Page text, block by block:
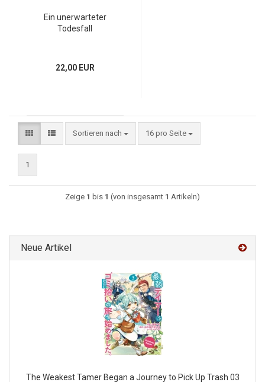
Ein unerwarteter
Todesfall
22,00 EUR
Sortieren nach 16 pro Seite
1
Zeige 1 bis 1 (von insgesamt 1 Artikeln)
Neue Artikel
The Weakest Tamer Began a Journey to Pick Up Trash 03